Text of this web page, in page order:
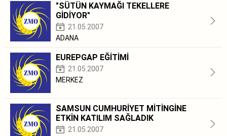
"SÜTÜN KAYMAĞI TEKELLERE
GİDİYOR"
21.05.2007
ADANA
EUREPGAP EĞİTİMİ
21.05.2007
MERKEZ
SAMSUN CUMHURİYET MİTİNGİNE
ETKİN KATILIM SAĞLADIK
21.05.2007